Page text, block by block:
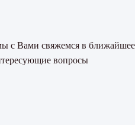
с Вами свяжемся в ближайшее
вопросы